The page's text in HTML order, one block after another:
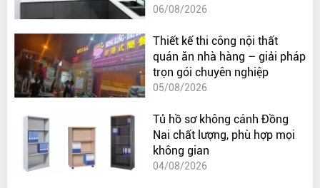
06/08/2026
Thiết kế thi công nội thất
quán ăn nhà hàng – giải pháp
trọn gói chuyên nghiệp
05/08/2026
Tủ hồ sơ không cánh Đồng
Nai chất lượng, phù hợp mọi
không gian
04/08/2026